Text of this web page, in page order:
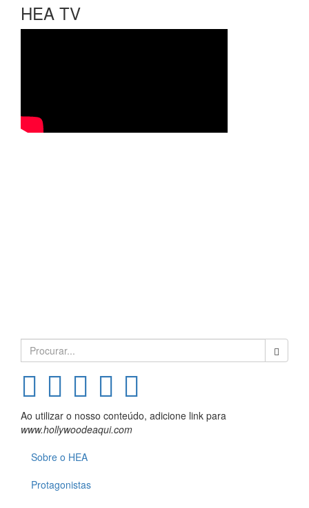
HEA TV
Search
for:
Ao utilizar o nosso conteúdo, adicione link para
www.hollywoodeaqui.com
Sobre o HEA
Protagonistas